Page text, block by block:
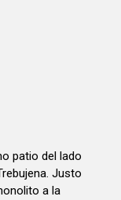
patio del lado
Justo
a la